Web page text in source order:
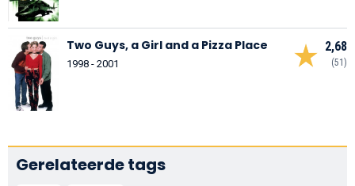
2,68
(51)
Two Guys, a Girl and a Pizza Place
1998 - 2001
Gerelateerde tags